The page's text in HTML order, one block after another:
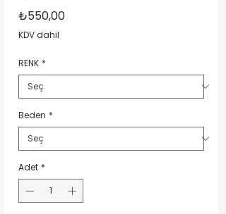
₺550,00Fiyat
KDV dahil
RENK *
Beden *
Adet *